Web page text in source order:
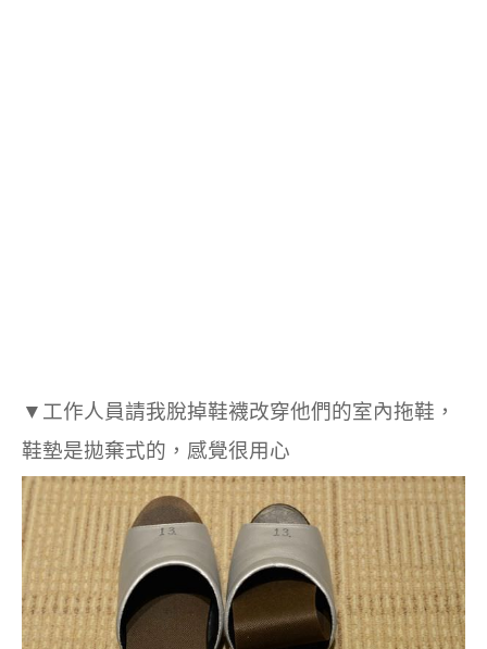
▼工作人員請我脫掉鞋襪改穿他們的室內拖鞋，
鞋墊是拋棄式的，感覺很用心